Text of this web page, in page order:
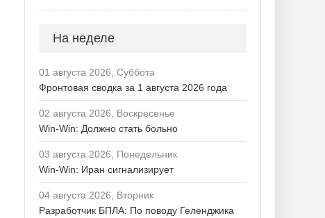
На неделе
01 августа 2026, Суббота
Фронтовая сводка за 1 августа 2026 года
02 августа 2026, Воскресенье
Win-Win: Должно стать больно
03 августа 2026, Понедельник
Win-Win: Иран сигнализирует
04 августа 2026, Вторник
Разработчик БПЛА: По поводу Геленджика